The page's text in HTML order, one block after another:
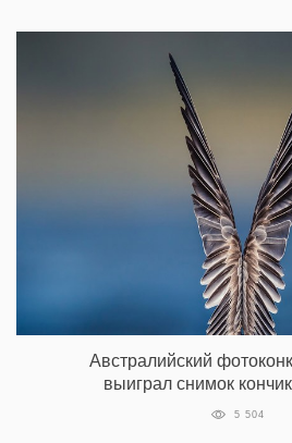
Австралийский
выиграл снимок
5 504